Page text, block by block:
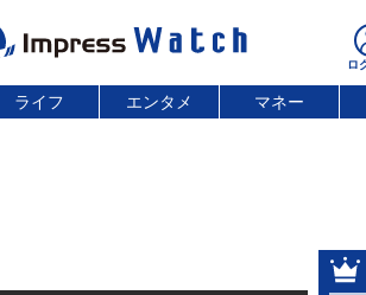
ライフ エンタメ マネー